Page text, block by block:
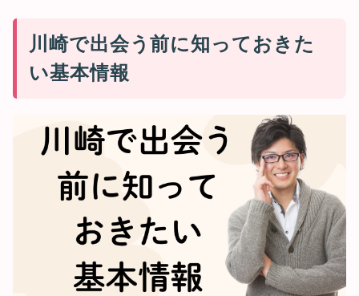
川崎で出会う前に知っておきた
い基本情報